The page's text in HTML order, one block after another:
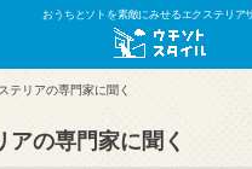
おうちとソトを素敵にみせるエクステリア
テリアの専門家に聞く
アの専門家に聞く